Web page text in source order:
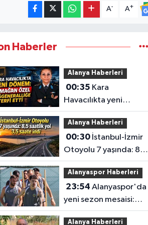
A- A+
Haberler
Alanya Haberleri
00:35
Havacılıkta yeni
dönem: Armağan
Özel Tuğgeneralliğe
terfi etti
Alanya Haberleri
00:30
Otoyolu 7 yaşında: 8,5
saatlik yol 3,5 saate
indi
Alanyaspor Haberleri
23:54 Alanyaspor'da
yeni sezon mesaisi:
Transferde son durum
Alanya Haberleri